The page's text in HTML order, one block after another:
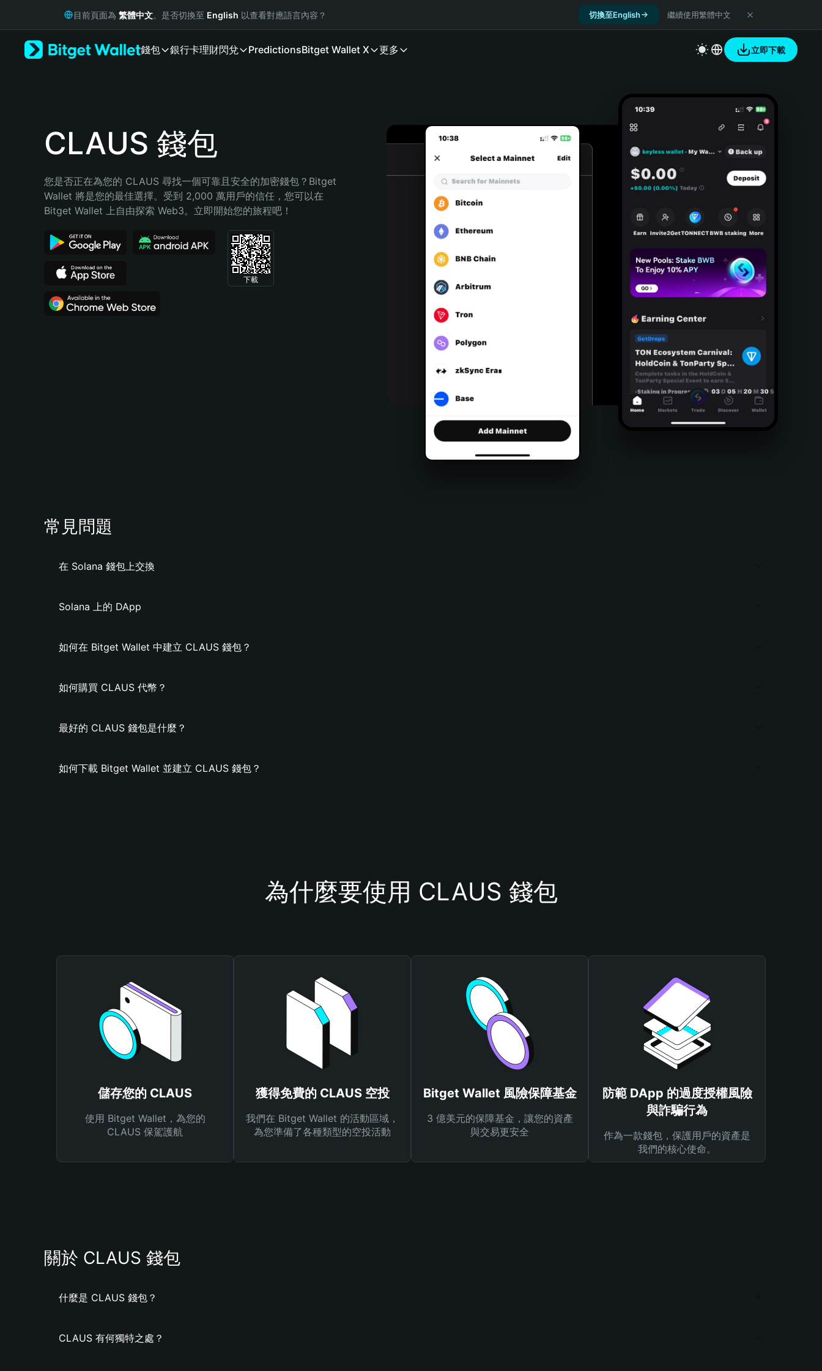
Русский
Bahasa Indonesia
Español (Argentina)
目前頁面為 繁體中文。是否切換至 English 以查看對應語言內容？ 切換至English 繼續使用繁體中文
錢包 銀行卡理財閃兌 PredictionsBitget Wallet X 更多 立即下載
CLAUS 錢包
您是否正在為您的 CLAUS 尋找一個可靠且安全的加密錢包？Bitget
Wallet 將是您的最佳選擇。受到 2,000 萬用戶的信任，您可以在
Bitget Wallet 上自由探索 Web3。立即開始您的旅程吧！
下載
常見問題
在 Solana 錢包上交換
Solana 上的 DApp
如何在 Bitget Wallet 中建立 CLAUS 錢包？
如何購買 CLAUS 代幣？
最好的 CLAUS 錢包是什麼？
如何下載 Bitget Wallet 並建立 CLAUS 錢包？
為什麼要使用 CLAUS 錢包
儲存您的 CLAUS
使用 Bitget Wallet，為您的
CLAUS 保駕護航
獲得免費的 CLAUS 空投
我們在 Bitget Wallet 的活動區域，
為您準備了各種類型的空投活動
Bitget Wallet 風險保障基金
3 億美元的保障基金，讓您的資產
與交易更安全
防範 DApp 的過度授權風險
與詐騙行為
作為一款錢包，保護用戶的資產是
我們的核心使命。
關於 CLAUS 錢包
什麼是 CLAUS 錢包？
CLAUS 有何獨特之處？